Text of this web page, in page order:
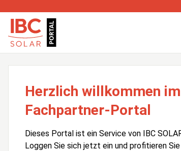
Herzlich willkommen im
Fachpartner-Portal
Dieses Portal ist ein Service von IBC
Loggen Sie sich jetzt ein und profitieren